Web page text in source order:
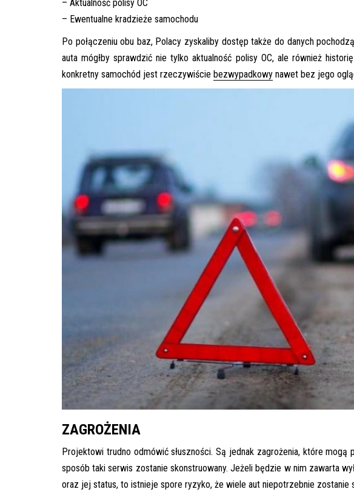
– Aktualność polisy OC
– Ewentualne kradzieże samochodu
Po połączeniu obu baz, Polacy zyskaliby dostęp także do danych
auta mógłby sprawdzić nie tylko aktualność polisy OC, ale również
konkretny samochód jest rzeczywiście bezwypadkowy nawet bez jego
ZAGROŻENIA
Projektowi trudno odmówić słuszności. Są jednak zagrożenia, które
sposób taki serwis zostanie skonstruowany. Jeżeli będzie w nim zawarta
oraz jej status, to istnieje spore ryzyko, że wiele aut niepotrzebnie zostanie